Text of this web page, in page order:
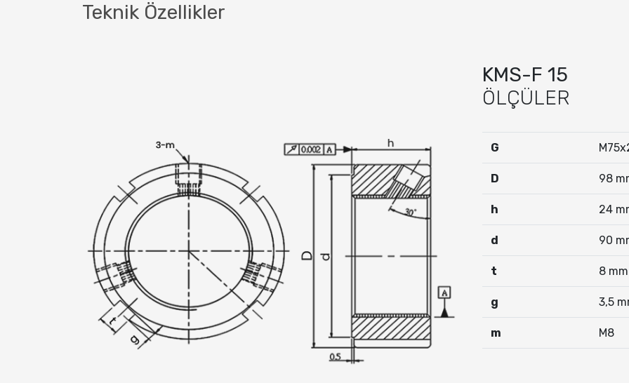
Teknik Özellikler
KMS-F 15
ÖLÇÜLER
G
D 98
h 24
d 90
t 8 mm
g 3,5
m M8